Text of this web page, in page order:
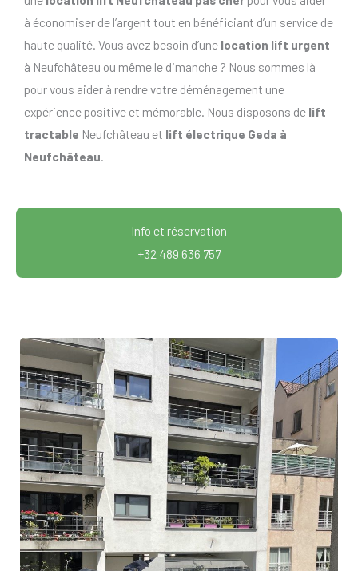
à économiser de l’argent tout en bénéficiant d’un service de
haute qualité. Vous avez besoin d’une location lift urgent
à Neufchâteau ou même le dimanche ? Nous sommes là
pour vous aider à rendre votre déménagement une
expérience positive et mémorable. Nous disposons de lift
tractable Neufchâteau et lift électrique Geda à
Neufchâteau.
Info et réservation
+32 489 636 757